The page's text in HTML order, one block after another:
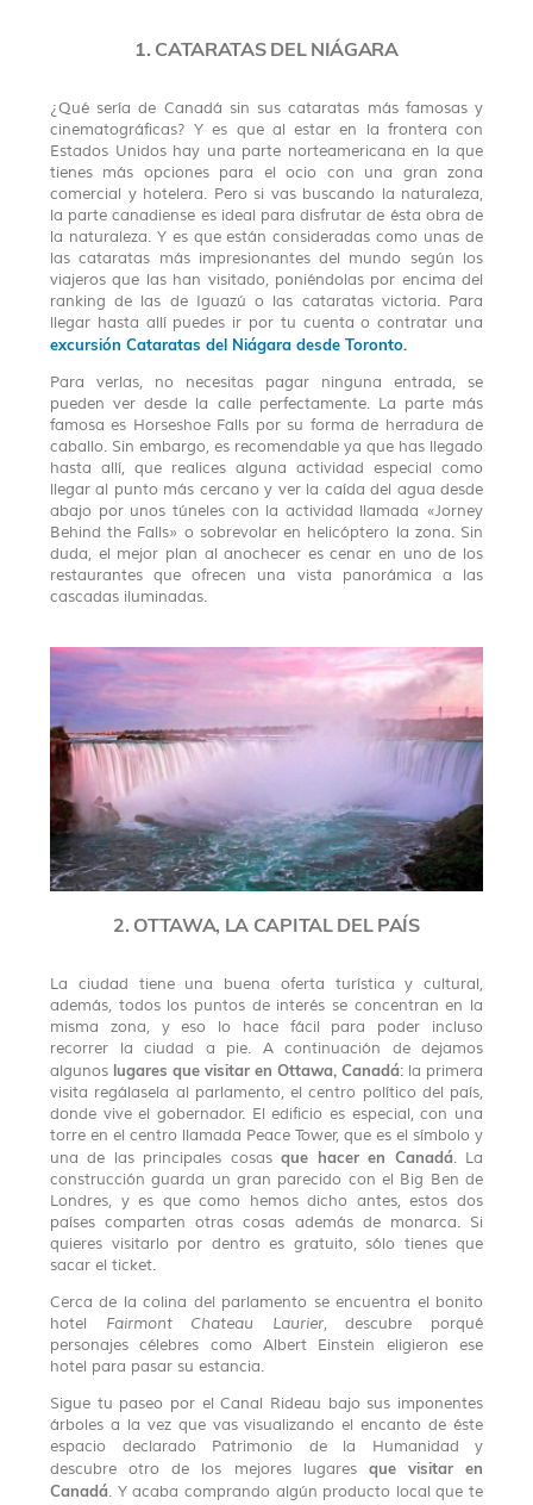
1. CATARATAS DEL NIÁGARA
¿Qué sería de Canadá sin sus cataratas más famosas y
cinematográficas? Y es que al estar en la frontera con
Estados Unidos hay una parte norteamericana en la que
tienes más opciones para el ocio con una gran zona
comercial y hotelera. Pero si vas buscando la naturaleza,
la parte canadiense es ideal para disfrutar de ésta obra de
la naturaleza. Y es que están consideradas como unas de
las cataratas más impresionantes del mundo según los
viajeros que las han visitado, poniéndolas por encima del
ranking de las de Iguazú o las cataratas victoria. Para
llegar hasta allí puedes ir por tu cuenta o contratar una
excursión Cataratas del Niágara desde Toronto.
Para verlas, no necesitas pagar ninguna entrada, se
pueden ver desde la calle perfectamente. La parte más
famosa es Horseshoe Falls por su forma de herradura de
caballo. Sin embargo, es recomendable ya que has llegado
hasta allí, que realices alguna actividad especial como
llegar al punto más cercano y ver la caída del agua desde
abajo por unos túneles con la actividad llamada «Jorney
Behind the Falls» o sobrevolar en helicóptero la zona. Sin
duda, el mejor plan al anochecer es cenar en uno de los
restaurantes que ofrecen una vista panorámica a las
cascadas iluminadas.
2. OTTAWA, LA CAPITAL DEL PAÍS
La ciudad tiene una buena oferta turística y cultural,
además, todos los puntos de interés se concentran en la
misma zona, y eso lo hace fácil para poder incluso
recorrer la ciudad a pie. A continuación de dejamos
algunos lugares que visitar en Ottawa, Canadá: la primera
visita regálasela al parlamento, el centro político del país,
donde vive el gobernador. El edificio es especial, con una
torre en el centro llamada Peace Tower, que es el símbolo y
una de las principales cosasque hacer en Canadá. La
construcción guarda un gran parecido con el Big Ben de
Londres, y es que como hemos dicho antes, estos dos
países comparten otras cosas además de monarca. Si
quieres visitarlo por dentro es gratuito, sólo tienes que
sacar el ticket.
Cerca de la colina del parlamento se encuentra el bonito
hotel Fairmont Chateau Laurier, descubre porqué
personajes célebres como Albert Einstein eligieron ese
hotel para pasar su estancia.
Sigue tu paseo por el Canal Rideau bajo sus imponentes
árboles a la vez que vas visualizando el encanto de éste
espacio declarado Patrimonio de la Humanidad y
descubre otro de los mejores lugares que visitar en
Canadá. Y acaba comprando algún producto local que te